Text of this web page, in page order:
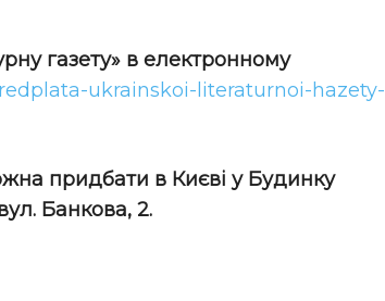
газету» в електронному
ukrainskoi-literaturnoi-hazety-
придбати в Києві у Будинку
Банкова, 2.